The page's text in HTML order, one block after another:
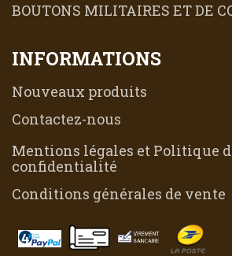
BOUTONS MILITAIRES ET DE
INFORMATIONS
Nouveaux produits
Contactez-nous
Mentions légales et Politique
confidentialité
Conditions générales de vente